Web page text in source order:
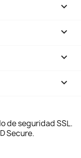


keyboard_arrow_down

de seguridad SSL.
Secure.